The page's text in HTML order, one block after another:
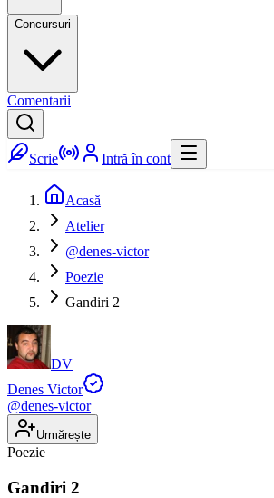
Concursuri
Comentarii
Scrie Intră în cont
Acasă
Atelier
@denes-victor
Poezie
Gandiri 2
DV
Denes Victor
@denes-victor
Urmărește
Poezie
Gandiri 2